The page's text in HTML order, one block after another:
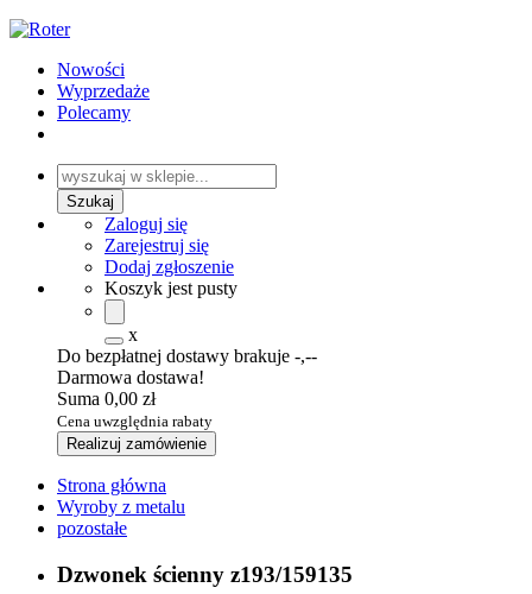
Nowości
Wyprzedaże
Polecamy
Zaloguj się
Zarejestruj się
Dodaj zgłoszenie
Koszyk jest pusty
x
Do bezpłatnej dostawy brakuje -,--
Darmowa dostawa!
Suma 0,00 zł
Cena uwzględnia rabaty
Realizuj zamówienie
Strona główna
Wyroby z metalu
pozostałe
Dzwonek ścienny z193/159135